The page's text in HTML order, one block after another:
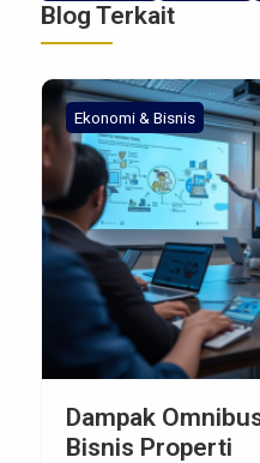
Blog Terkait
Ekonomi & Bisnis
Dampak
Bisnis Properti